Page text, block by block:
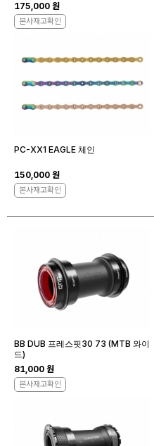
175,000 원
본사재고확인
PC-XX1 EAGLE 체인
150,000 원
본사재고확인
BB DUB 프레스핏30 73 (MTB 와이
드)
81,000 원
본사재고확인